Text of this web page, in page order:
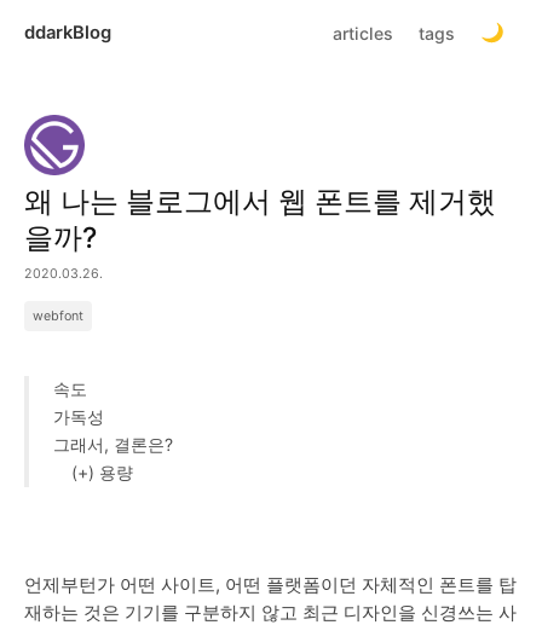
ddarkBlog articles tags
왜 나는 블로그에서 웹 폰트를 제거했
을까?
2020.03.26.
webfont
속도
가독성
그래서, 결론은?
(+) 용량
언제부턴가 어떤 사이트, 어떤 플랫폼이던 자체적인 폰트를 탑
재하는 것은 기기를 구분하지 않고 최근 디자인을 신경쓰는 사